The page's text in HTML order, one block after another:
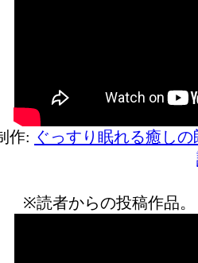
作: ぐっすり眠れる癒し
※読者からの投稿作品